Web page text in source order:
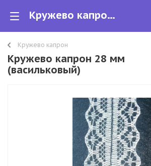
Кружево капрон 28 мм
Кружево капрон
Кружево капрон 28 мм
(васильковый)